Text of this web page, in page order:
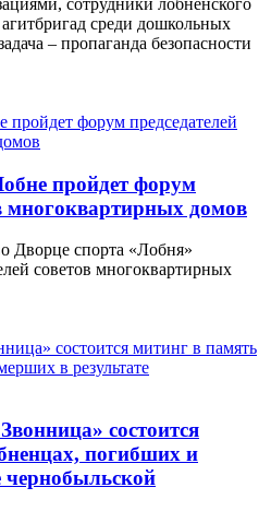
среди дошкольных
– пропаганда безопасности
пройдет форум
многоквартирных домов
Дворце спорта «Лобня»
советов многоквартирных
состоится
погибших и
чернобыльской